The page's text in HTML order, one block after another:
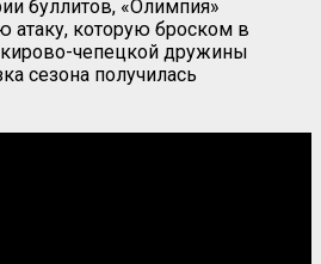
буллитов, «Олимпия»
атаку, которую броском в
чепецкой дружины
сезона получилась